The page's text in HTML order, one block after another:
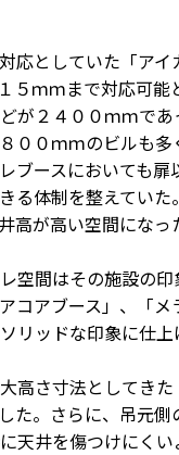
応としていた「ア
ｍｍまで対応可能
が２４００ｍｍで
００ｍｍのビルも
ブースにおいても扉
る体制を整えてい
高が高い空間になっ
空間はその施設の
コアブース」、「
リッドな印象に仕
さ寸法としてきた
た。さらに、吊元
井を傷つけにくい